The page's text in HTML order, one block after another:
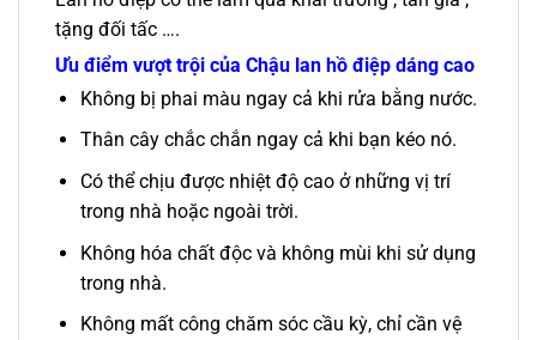
tặng đối tấc ….
Ưu điểm vượt trội của Chậu lan hồ điệp dáng cao
Không bị phai màu ngay cả khi rửa bằng nước.
Thân cây chắc chắn ngay cả khi bạn kéo nó.
Có thể chịu được nhiệt độ cao ở những vị trí
trong nhà hoặc ngoài trời.
Không hóa chất độc và không mùi khi sử dụng
trong nhà.
Không mất công chăm sóc cầu kỳ, chỉ cần vệ